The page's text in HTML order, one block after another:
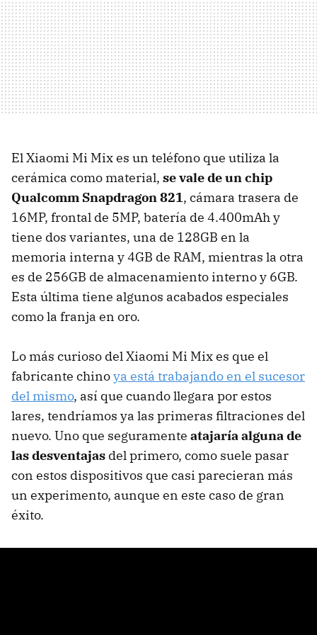
El Xiaomi Mi Mix es un teléfono que utiliza la
cerámica como material, se vale de un chip
Qualcomm Snapdragon 821, cámara trasera de
16MP, frontal de 5MP, batería de 4.400mAh y
tiene dos variantes, una de 128GB en la
memoria interna y 4GB de RAM, mientras la otra
es de 256GB de almacenamiento interno y 6GB.
Esta última tiene algunos acabados especiales
como la franja en oro.
Lo más curioso del Xiaomi Mi Mix es que el
fabricante chinoya está trabajando en el sucesor
del mismo, así que cuando llegara por estos
lares, tendríamos ya las primeras filtraciones del
nuevo. Uno que seguramente atajaría alguna de
las desventajas del primero, como suele pasar
con estos dispositivos que casi parecieran más
un experimento, aunque en este caso de gran
éxito.